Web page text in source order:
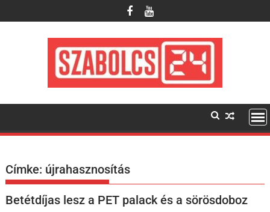
to
Címke: újrahasznosítás
Betétdíjas lesz a PET palack és a sörösdoboz